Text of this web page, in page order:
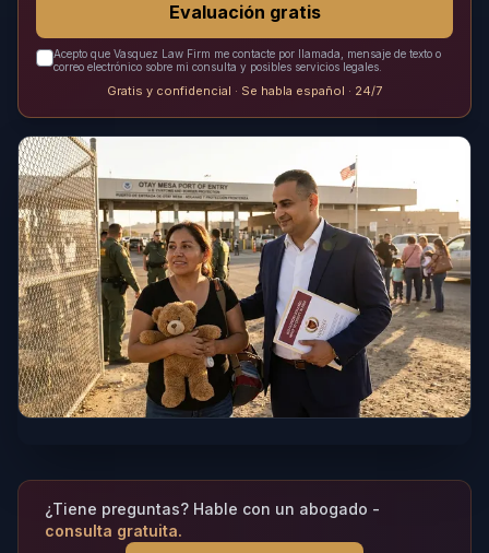
Evaluación gratis
Acepto que Vasquez Law Firm me contacte por llamada, mensaje de texto o
correo electrónico sobre mi consulta y posibles servicios legales.
Gratis y confidencial · Se habla español · 24/7
¿Tiene preguntas? Hable con un abogado -
consulta gratuita.